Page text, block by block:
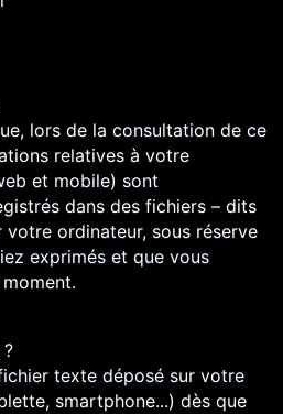
lors de la consultation de ce
relatives à votre
et mobile) sont
dans des fichiers – dits
votre ordinateur, sous réserve
exprimés et que vous
texte déposé sur votre
smartphone...) dès que